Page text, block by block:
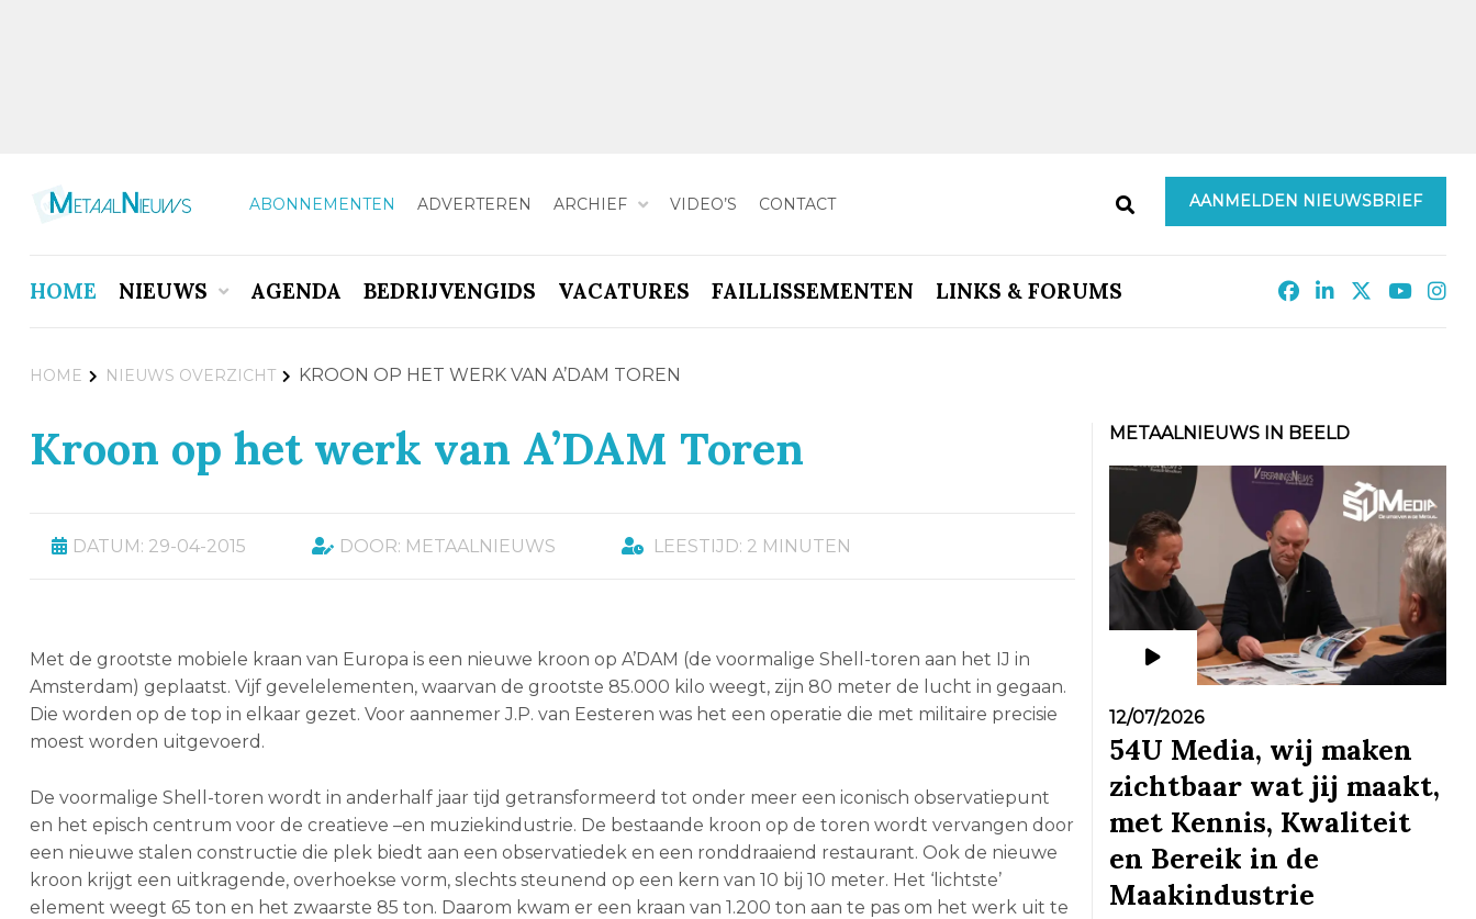
ABONNEMENTEN ADVERTEREN ARCHIEF VIDEO’S CONTACT AANMELDEN NIEUWSBRIEF
HOME NIEUWS AGENDA BEDRIJVENGIDS VACATURES FAILLISSEMENTEN LINKS & FORUMS
HOME NIEUWS OVERZICHT KROON OP HET WERK VAN A’DAM TOREN
Kroon op het werk van A’DAM Toren
DATUM: 29-04-2015 DOOR: METAALNIEUWS LEESTIJD: 2 MINUTEN
Met de grootste mobiele kraan van Europa is een nieuwe kroon op A’DAM (de voormalige Shell-toren aan het IJ in
Amsterdam) geplaatst. Vijf gevelelementen, waarvan de grootste 85.000 kilo weegt, zijn 80 meter de lucht in gegaan.
Die worden op de top in elkaar gezet. Voor aannemer J.P. van Eesteren was het een operatie die met militaire precisie
moest worden uitgevoerd.
De voormalige Shell-toren wordt in anderhalf jaar tijd getransformeerd tot onder meer een iconisch observatiepunt
en het episch centrum voor de creatieve –en muziekindustrie. De bestaande kroon op de toren wordt vervangen door
een nieuwe stalen constructie die plek biedt aan een observatiedek en een ronddraaiend restaurant. Ook de nieuwe
kroon krijgt een uitkragende, overhoekse vorm, slechts steunend op een kern van 10 bij 10 meter. Het ‘lichtste’
element weegt 65 ton en het zwaarste 85 ton. Daarom kwam er een kraan van 1.200 ton aan te pas om het werk uit te
METAALNIEUWS IN BEELD
12/07/2026
54U Media, wij maken
zichtbaar wat jij maakt,
met Kennis, Kwaliteit
en Bereik in de
Maakindustrie